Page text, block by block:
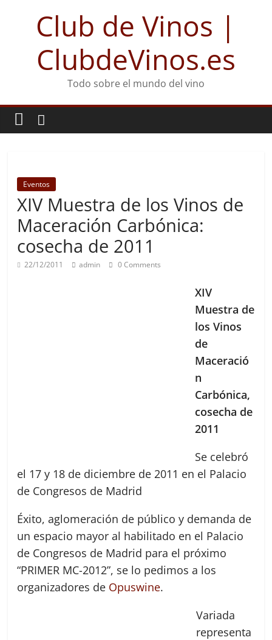
Club de Vinos |
ClubdeVinos.es
Todo sobre el mundo del vino
Eventos
XIV Muestra de los Vinos de
Maceración Carbónica:
cosecha de 2011
22/12/2011 admin 0 Comments
XIV
Muestra de
los Vinos
de
Maceració
n
Carbónica,
cosecha de
2011
Se celebró
el 17 y 18 de diciembre de 2011 en el Palacio
de Congresos de Madrid
Éxito, aglomeración de público y demanda de
un espacio mayor al habilitado en el Palacio
de Congresos de Madrid para el próximo
“PRIMER MC-2012”, se lo pedimos a los
organizadores de Opuswine.
Variada
representa